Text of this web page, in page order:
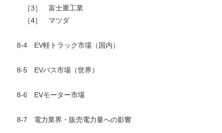
［3］ 富士重工業
［4］ マツダ
8-4 EV軽トラック市場（国内）
8-5 EVバス市場（世界）
8-6 EVモーター市場
8-7 電力業界・販売電力量への影響